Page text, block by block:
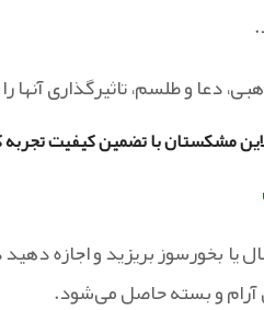
دعا و طلسم، تاثیرگذاری
مشکستان با تضمین کیفیت
یا بخورسوز بریزید و اجازه